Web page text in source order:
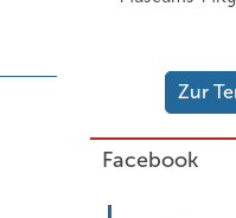
Zur
Facebook